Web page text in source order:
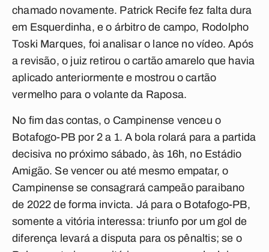
chamado novamente. Patrick Recife fez falta dura
em Esquerdinha, e o árbitro de campo, Rodolpho
Toski Marques, foi analisar o lance no vídeo. Após
a revisão, o juiz retirou o cartão amarelo que havia
aplicado anteriormente e mostrou o cartão
vermelho para o volante da Raposa.
No fim das contas, o Campinense venceu o
Botafogo-PB por 2 a 1. A bola rolará para a partida
decisiva no próximo sábado, às 16h, no Estádio
Amigão. Se vencer ou até mesmo empatar, o
Campinense se consagrará campeão paraibano
de 2022 de forma invicta. Já para o Botafogo-PB,
somente a vitória interessa: triunfo por um gol de
diferença levará a disputa para os pênaltis; se o